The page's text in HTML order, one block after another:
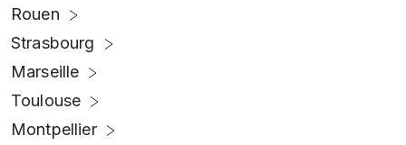
Rouen
Strasbourg
Marseille
Toulouse
Montpellier